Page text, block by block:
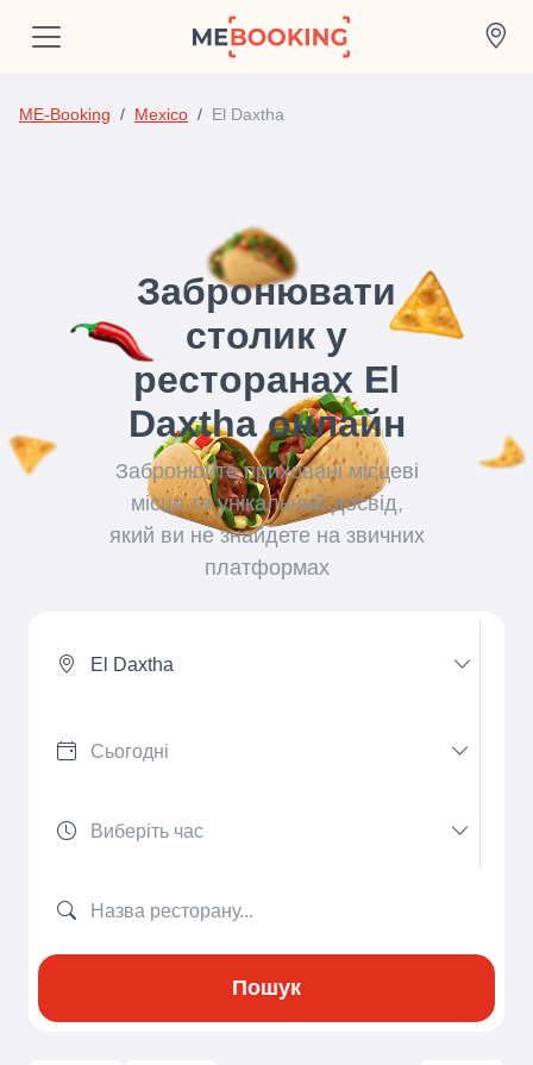
ME-Booking Mexico El Daxtha
Забронювати
столик у
ресторанах El
Daxtha онлайн
Забронюйте приховані місцеві
місця та унікальний досвід,
який ви не знайдете на звичних
платформах
El Daxtha
Пошук